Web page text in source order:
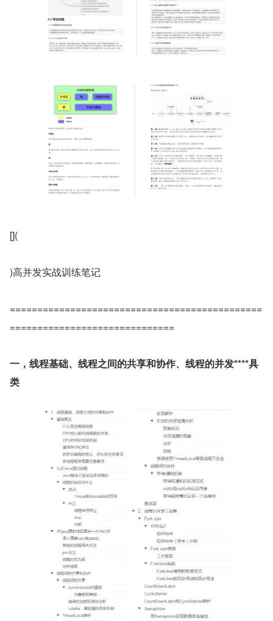
[](
)高并发实战训练笔记
==============================================
==============================
一，线程基础、线程之间的共享和协作、线程的并发****具
类